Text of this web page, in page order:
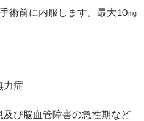
術前に内服します。最大10㎎
力症
び脳血管障害の急性期など